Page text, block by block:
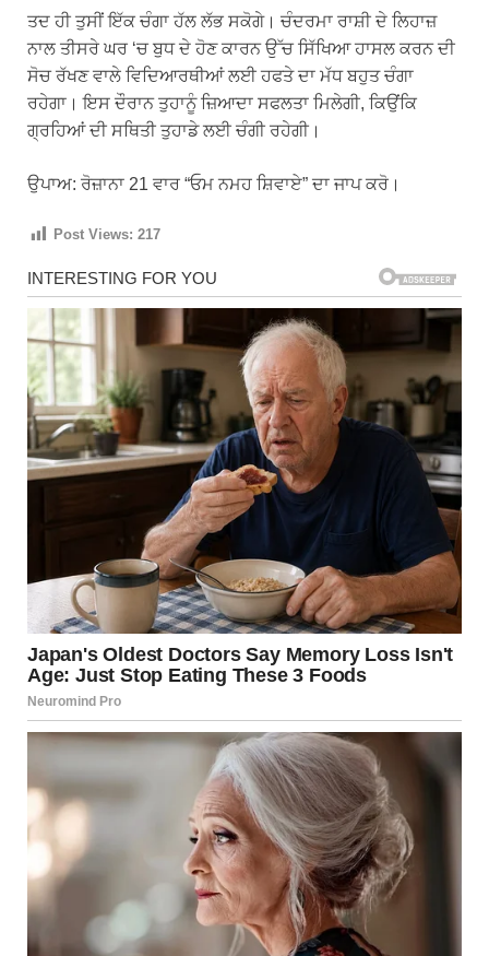
ਤਦ ਹੀ ਤੁਸੀਂ ਇੱਕ ਚੰਗਾ ਹੱਲ ਲੱਭ ਸਕੋਗੇ। ਚੰਦਰਮਾ ਰਾਸ਼ੀ ਦੇ ਲਿਹਾਜ਼
ਨਾਲ ਤੀਸਰੇ ਘਰ ‘ਚ ਬੁਧ ਦੇ ਹੋਣ ਕਾਰਨ ਉੱਚ ਸਿੱਖਿਆ ਹਾਸਲ ਕਰਨ ਦੀ
ਸੋਚ ਰੱਖਣ ਵਾਲੇ ਵਿਦਿਆਰਥੀਆਂ ਲਈ ਹਫਤੇ ਦਾ ਮੱਧ ਬਹੁਤ ਚੰਗਾ
ਰਹੇਗਾ। ਇਸ ਦੌਰਾਨ ਤੁਹਾਨੂੰ ਜ਼ਿਆਦਾ ਸਫਲਤਾ ਮਿਲੇਗੀ, ਕਿਉਂਕਿ
ਗ੍ਰਹਿਆਂ ਦੀ ਸਥਿਤੀ ਤੁਹਾਡੇ ਲਈ ਚੰਗੀ ਰਹੇਗੀ।
ਉਪਾਅ: ਰੋਜ਼ਾਨਾ 21 ਵਾਰ “ਓਮ ਨਮਹ ਸ਼ਿਵਾਏ” ਦਾ ਜਾਪ ਕਰੋ।
Post Views: 217